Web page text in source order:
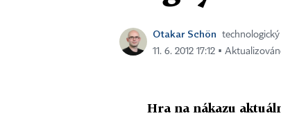
Otakar Schön
11. 6. 2012 17:12 ▪
Hra na nákazu